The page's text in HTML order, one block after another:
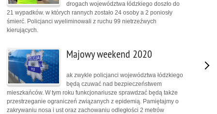
drogach województwa łódzkiego doszło do
21 wypadków. w których rannych zostało 24 osoby a 2 poniosły
śmierć. Policjanci wyeliminowali z ruchu 99 nietrzeźwych
kierujących.
Majowy weekend 2020
ak zwykle policjanci województwa łódzkiego
będą czuwać nad bezpieczeństwem
mieszkańców. W tym roku funkcjonariusze sprawdzać będą także
przestrzeganie ograniczeń związanych z epidemią. Pamiętajmy o
zakrywaniu nosa i ust oraz zachowaniu odległości 2 metrów